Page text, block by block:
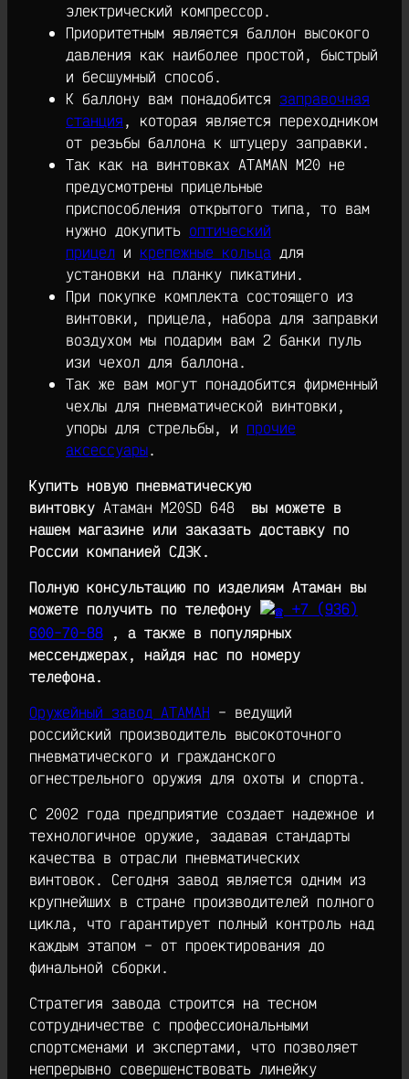
электрический компрессор.
Приоритетным является баллон высокого
давления как наиболее простой, быстрый
и бесшумный способ.
К баллону вам понадобится заправочная
станция, которая является переходником
от резьбы баллона к штуцеру заправки.
Так как на винтовках ATAMAN M20 не
предусмотрены прицельные
приспособления открытого типа, то вам
нужно докупить оптический
прицел и крепежные кольца для
установки на планку пикатини.
При покупке комплекта состоящего из
винтовки, прицела, набора для заправки
воздухом мы подарим вам 2 банки пуль
изи чехол для баллона.
Так же вам могут понадобится фирменный
чехлы для пневматической винтовки,
упоры для стрельбы, и прочие
аксессуары.
Купить новую пневматическую
винтовку Атаман М20SD 648 вы можете в
нашем магазине или заказать доставку по
России компанией СДЭК.
Полную консультацию по изделиям Атаман вы
можете получить по телефону
+7 (936)
600-70-88 , а также в популярных
мессенджерах, найдя нас по номеру
телефона.
Оружейный завод АТАМАН – ведущий
российский производитель высокоточного
пневматического и гражданского
огнестрельного оружия для охоты и спорта.
С 2002 года предприятие создает надежное и
технологичное оружие, задавая стандарты
качества в отрасли пневматических
винтовок. Сегодня завод является одним из
крупнейших в стране производителей полного
цикла, что гарантирует полный контроль над
каждым этапом – от проектирования до
финальной сборки.
Стратегия завода строится на тесном
сотрудничестве с профессиональными
спортсменами и экспертами, что позволяет
непрерывно совершенствовать линейку